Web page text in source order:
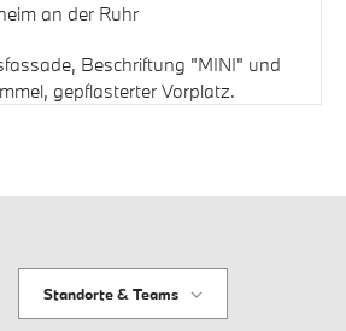
an der Ruhr
Standorte & Teams